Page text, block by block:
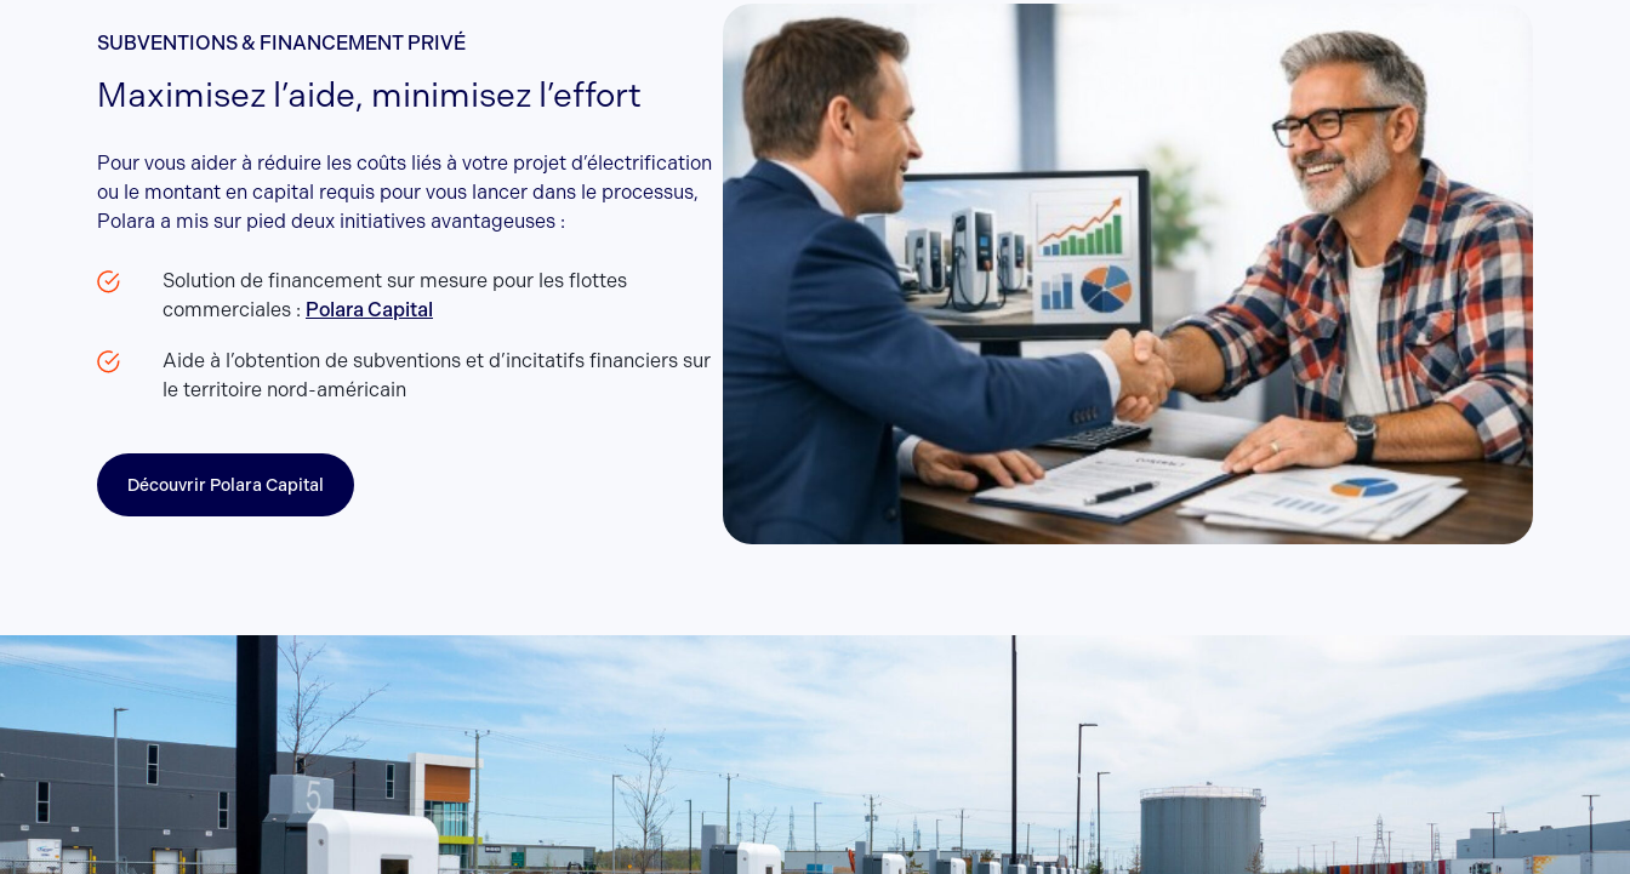
SUBVENTIONS & FINANCEMENT PRIVÉ
Maximisez l’aide, minimisez l’effort
Pour vous aider à réduire les coûts liés à votre projet d’électrification
ou le montant en capital requis pour vous lancer dans le processus,
Polara a mis sur pied deux initiatives avantageuses :
Solution de financement sur mesure pour les flottes
commerciales : Polara Capital
Aide à l’obtention de subventions et d’incitatifs financiers sur
le territoire nord-américain
Découvrir Polara Capital